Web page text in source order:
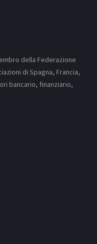
della Federazione
di Spagna, Francia,
bancario, finanziario,